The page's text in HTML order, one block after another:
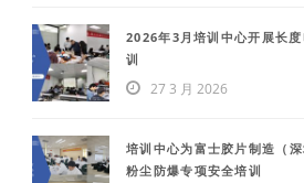
2026年3月培训中心开展长
训
27 3 月 2026
培训中心为富士胶片制造（
粉尘防爆专项安全培训